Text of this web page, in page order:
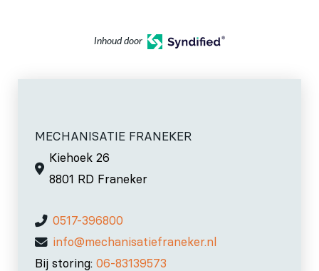
Inhoud door
MECHANISATIE FRANEKER
Kiehoek 26
8801 RD Franeker
0517-396800
info@mechanisatiefraneker.nl
Bij storing: 06-83139573